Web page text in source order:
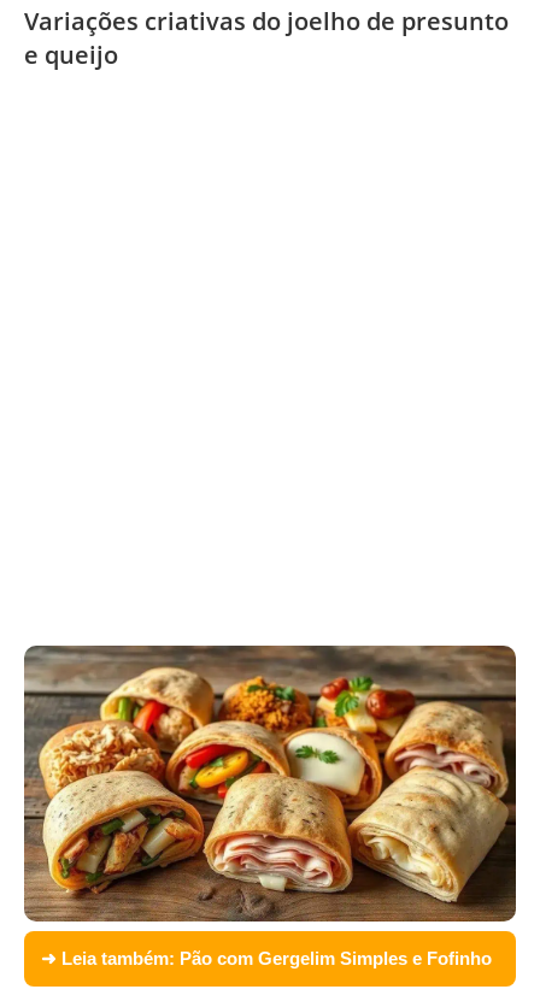
Variações criativas do joelho de presunto
e queijo
➜ Leia também: Pão com Gergelim Simples e Fofinho